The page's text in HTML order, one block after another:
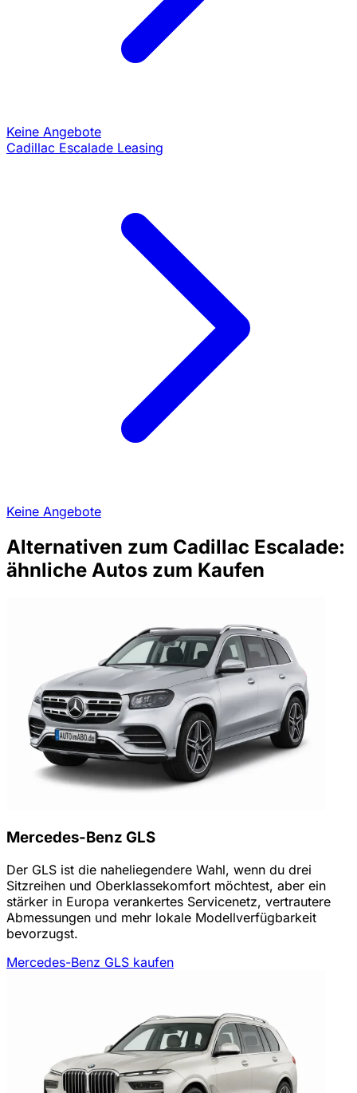
Keine Angebote
Cadillac Escalade Leasing
Keine Angebote
Alternativen zum Cadillac Escalade:
ähnliche Autos zum Kaufen
Mercedes-Benz GLS
Der GLS ist die naheliegendere Wahl, wenn du drei
Sitzreihen und Oberklassekomfort möchtest, aber ein
stärker in Europa verankertes Servicenetz, vertrautere
Abmessungen und mehr lokale Modellverfügbarkeit
bevorzugst.
Mercedes-Benz GLS kaufen